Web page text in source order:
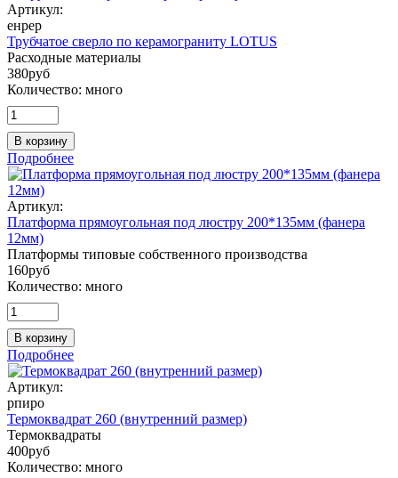
Артикул:
енрер
Трубчатое сверло по керамограниту LOTUS
Расходные материалы
380руб
Количество: много
В корзину
Подробнее
Артикул:
Платформа прямоугольная под люстру 200*135мм (фанера
12мм)
Платформы типовые собственного производства
160руб
Количество: много
В корзину
Подробнее
Артикул:
рпиро
Термоквадрат 260 (внутренний размер)
Термоквадраты
400руб
Количество: много